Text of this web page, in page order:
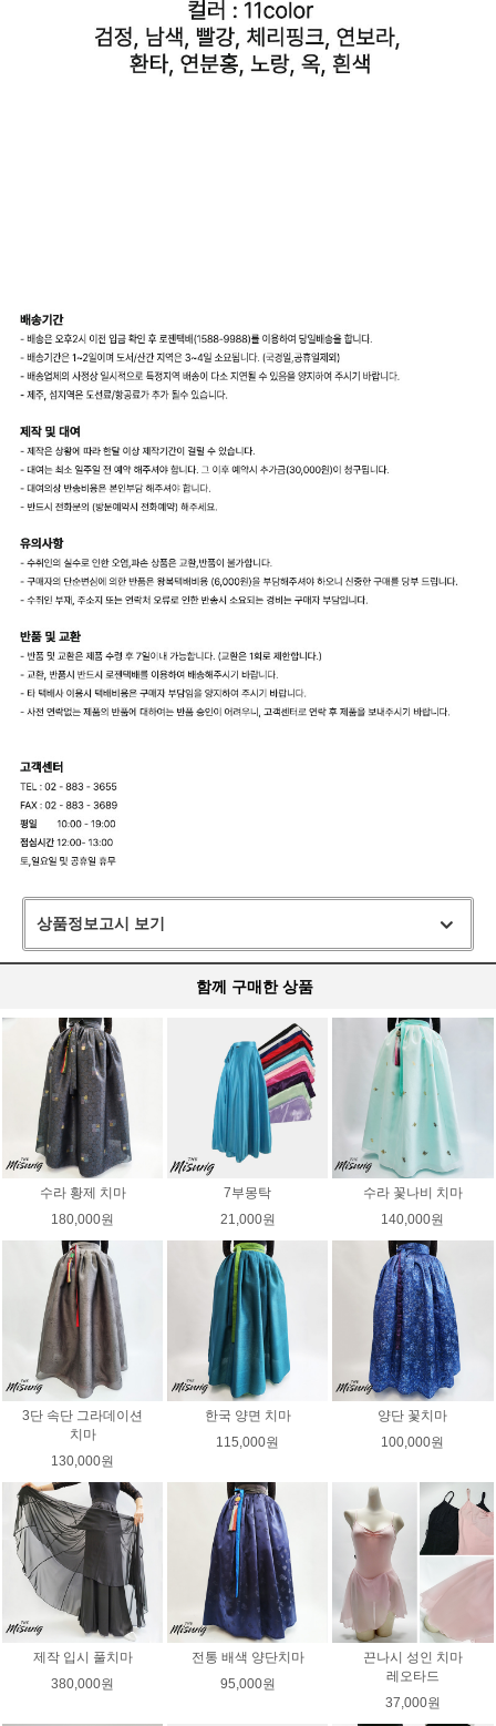
상품정보고시 보기
함께 구매한 상품
수라 황제 치마
180,000원
7부몽탁
21,000원
수라 꽃나비 치마
140,000원
3단 속단 그라데이션
치마
130,000원
한국 양면 치마
115,000원
양단 꽃치마
100,000원
제작 입시 풀치마
380,000원
전통 배색 양단치마
95,000원
끈나시 성인 치마
레오타드
37,000원